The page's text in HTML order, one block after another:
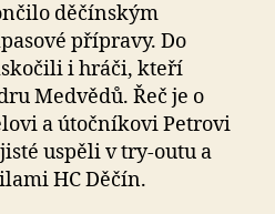
děčínským
přípravy. Do
i hráči, kteří
Medvědů. Řeč je o
a útočníkovi Petrovi
uspěli v try-outu a
HC Děčín.